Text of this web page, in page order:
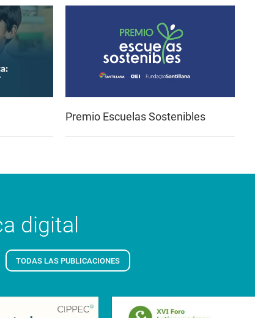
Premio Escuelas Sostenibles
digital
TODAS LAS PUBLICACIONES